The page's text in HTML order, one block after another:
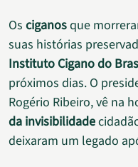
Os ciganosque
suas histórias
Instituto Cigano do
próximos dias. O
Rogério Ribeiro, vê na
da invisibilidade
deixaram um legado